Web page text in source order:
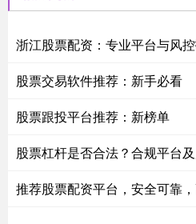
浙江股票配资：专业平台与风
股票交易软件推荐：新手必看
股票跟投平台推荐：新榜单
股票杠杆是否合法？合规平台
推荐股票配资平台，安全可靠